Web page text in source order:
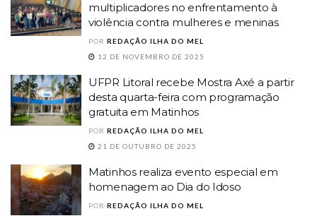
multiplicadores no enfrentamento à
violência contra mulheres e meninas
POR REDAÇÃO ILHA DO MEL
12 DE NOVEMBRO DE 2025
UFPR Litoral recebe Mostra Axé a partir
desta quarta-feira com programação
gratuita em Matinhos
POR REDAÇÃO ILHA DO MEL
21 DE OUTUBRO DE 2025
Matinhos realiza evento especial em
homenagem ao Dia do Idoso
POR REDAÇÃO ILHA DO MEL